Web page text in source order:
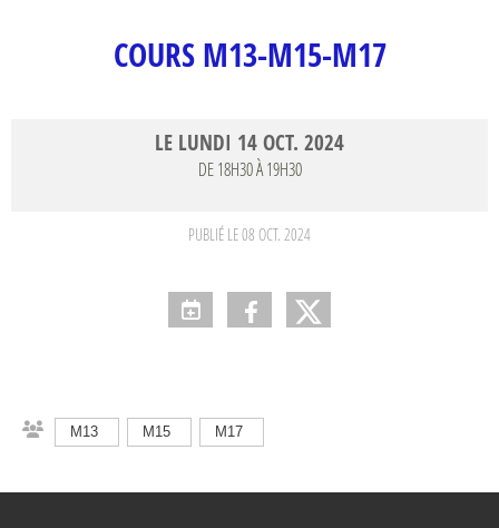
COURS M13-M15-M17
LE LUNDI 14OCT. 2024
DE 18H30 À 19H30
PUBLIÉ LE08 OCT. 2024
M13 M15 M17